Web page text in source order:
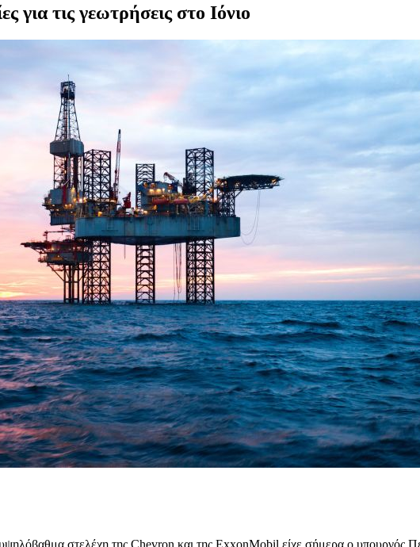
για τις γεωτρήσεις στο Ιόνιο
στελέχη της Chevron και της ExxonMobil είχε σήμερα ο υπουργός